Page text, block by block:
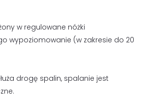
w regulowane nóżki
wypoziomowanie (w zakresie do 20
drogę spalin, spalanie jest